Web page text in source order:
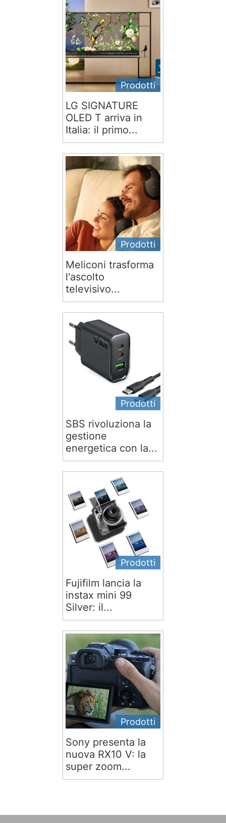
Prodotti
LG SIGNATURE
OLED T arriva in
Italia: il primo...
Prodotti
Meliconi trasforma
l'ascolto
televisivo...
Prodotti
SBS rivoluziona la
gestione
energetica con la...
Prodotti
Fujifilm lancia la
instax mini 99
Silver: il...
Prodotti
Sony presenta la
nuova RX10 V: la
super zoom...